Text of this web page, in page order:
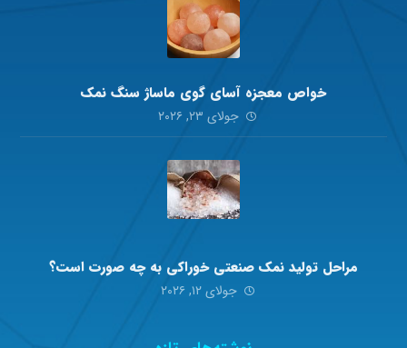
خواص معجزه آسای گوی ماساژ سنگ نمک
جولای ۲۳, ۲۰۲۶
مراحل تولید نمک صنعتی خوراکی به چه صورت است؟
جولای ۱۲, ۲۰۲۶